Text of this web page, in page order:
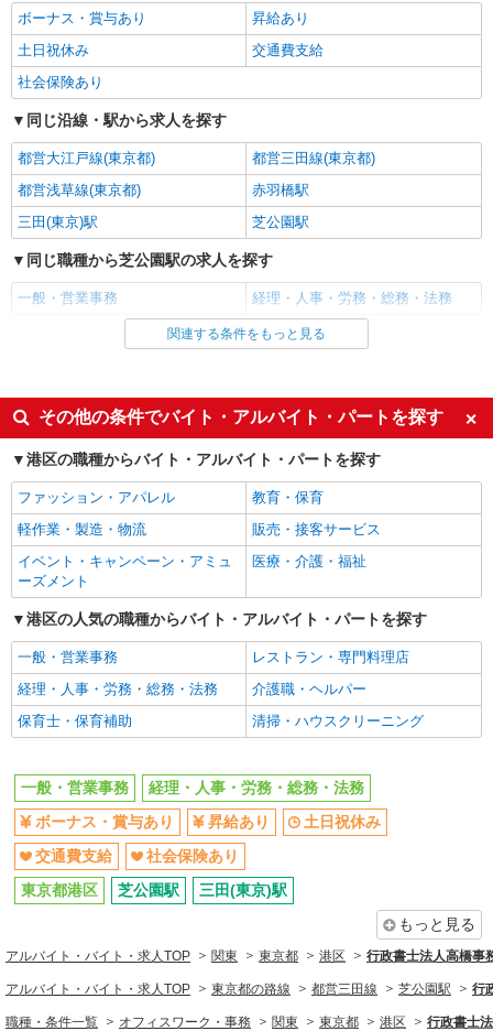
株式会社フルキャスト東京支社/EA0401G-10U
カンタン事務・データ入力スタッフ
時給1600円〜1800円（22:00〜翌5:00の深夜手
東京都港区
キープ 詳細を見る
アルバイト パート 職業紹介
株式会社フルキャスト東京支社/EA0401G-10I
＼大人気♪／オフィスワーク！！その他イメベ
時給1600円〜1800円（22:00〜翌5:00の深夜手
当で時給UP） ※給与幅は経験・能力による
東京都港区
キープ 詳細を見る
アルバイト パート 職業紹介
仕分け シール貼り 倉庫内軽作業 オフィスワー
ク イベントスタッフ等
時給1600円〜1800円（22:00〜翌5:00の深夜手
当で時給UP） ※給与幅は経験・能力による
東京都港区
キープ 詳細を見る
正社員
東京美装興業株式会社 東京第一支店
事務スタッフ
例※32歳、事務歴2年 （1年目）年収3,030,000円
※月給250,000円 （2年目）年収3,440,000円※月
給260,000円、賞与年2回含む （3年目）年収
3,540,000円※月給260,000円、賞与年2回含む
東京都港区六本木３丁目（請負先）
キープ
事務スタッフ
月給24万円〜30万円 ※経験・能力による 年収
ボーナス・賞与あり
昇給あり
土日祝休み
交通費支給
社会保険あり
同じ沿線・駅から求人を探す
都営大江戸線(東京都)
都営三田線(東京都)
都営浅草線(東京都)
赤羽橋駅
三田(東京)駅
芝公園駅
同じ職種から芝公園駅の求人を探す
一般・営業事務 経理・人事・労務・総務・法務
同じ雇用形態から芝公園駅の求人を探す
同じ特徴から芝公園駅の求人を探す
ボーナス・賞与あり
昇給あり
土日祝休み
交通費支給
社会保険あり
同じ職種から求人を探す
一般・営業事務
経理・人事・労務・総務・法務
同じ特徴から求人を探す
ボーナス・賞与あり
土日祝休み
交通費支給
社会保険あり
関連する条件をもっと見る
その他の条件でバイト・アルバイト・パートを探す
港区の職種からバイト・アルバイト・パートを探す
ファッション・アパレル
教育・保育
軽作業・製造・物流
販売・接客サービス
イベント・キャンペーン・アミュ
ーズメント
医療・介護・福祉
港区の人気の職種からバイト・アルバイト・パートを探す
一般・営業事務
レストラン・専門料理店
経理・人事・労務・総務・法務
介護職・ヘルパー
保育士・保育補助
清掃・ハウスクリーニング
一般・営業事務
経理・人事・労務・総務・法務
ボーナス・賞与あり
昇給あり
土日祝休み
交通費支給
社会保険あり
東京都港区
芝公園駅
三田(東京)駅
もっと見る
アルバイト・バイト・求人TOP 関東 東京都 港区 行政書士法人高橋
アルバイト・バイト・求人TOP 東京都の路線 都営三田線 芝公園駅 行
職種・条件一覧 オフィスワーク・事務 関東 東京都 港区 行政書士